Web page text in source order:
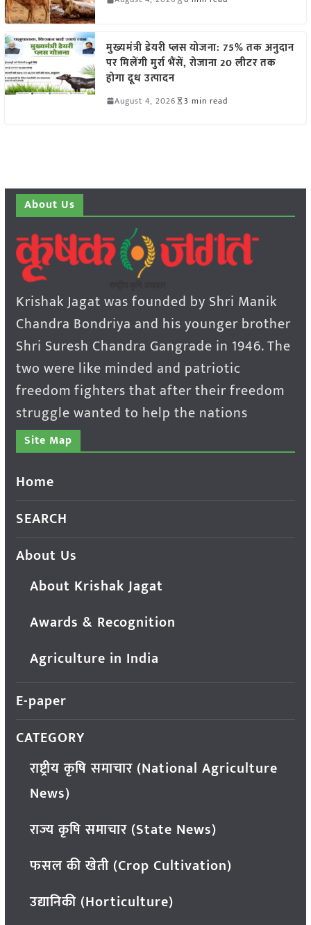
मुख्यमंत्री डेयरी प्लस योजना: 75% तक अनुदान
पर मिलेंगी मुर्रा भैंसें, रोजाना 20 लीटर तक
होगा दूध उत्पादन
August 4, 2026 3 min read
About Us
Krishak Jagat was founded by Shri Manik
Chandra Bondriya and his younger brother
Shri Suresh Chandra Gangrade in 1946. The
two were like minded and patriotic
freedom fighters that after their freedom
struggle wanted to help the nations
Site Map
Home
SEARCH
About Us
About Krishak Jagat
Awards & Recognition
Agriculture in India
E-paper
CATEGORY
राष्ट्रीय कृषि समाचार (National Agriculture
News)
राज्य कृषि समाचार (State News)
फसल की खेती (Crop Cultivation)
उद्यानिकी (Horticulture)